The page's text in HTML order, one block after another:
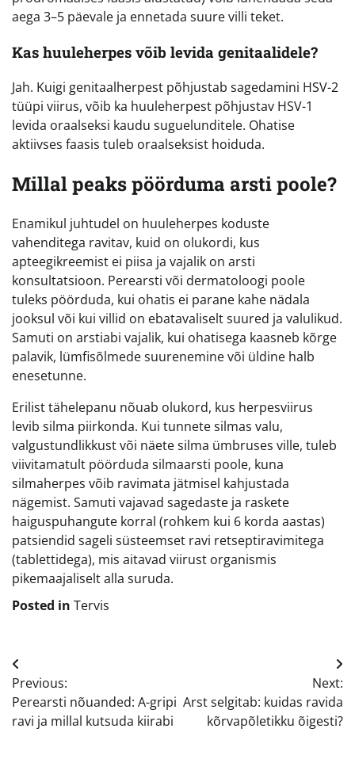
aega 3–5 päevale ja ennetada suure villi teket.
Kas huuleherpes võib levida genitaalidele?
Jah. Kuigi genitaalherpest põhjustab sagedamini HSV-2
tüüpi viirus, võib ka huuleherpest põhjustav HSV-1
levida oraalseksi kaudu suguelunditele. Ohatise
aktiivses faasis tuleb oraalseksist hoiduda.
Millal peaks pöörduma arsti poole?
Enamikul juhtudel on huuleherpes koduste
vahenditega ravitav, kuid on olukordi, kus
apteegikreemist ei piisa ja vajalik on arsti
konsultatsioon. Perearsti või dermatoloogi poole
tuleks pöörduda, kui ohatis ei parane kahe nädala
jooksul või kui villid on ebatavaliselt suured ja valulikud.
Samuti on arstiabi vajalik, kui ohatisega kaasneb kõrge
palavik, lümfisõlmede suurenemine või üldine halb
enesetunne.
Erilist tähelepanu nõuab olukord, kus herpesviirus
levib silma piirkonda. Kui tunnete silmas valu,
valgustundlikkust või näete silma ümbruses ville, tuleb
viivitamatult pöörduda silmaarsti poole, kuna
silmaherpes võib ravimata jätmisel kahjustada
nägemist. Samuti vajavad sagedaste ja raskete
haiguspuhangute korral (rohkem kui 6 korda aastas)
patsiendid sageli süsteemset ravi retseptiravimitega
(tablettidega), mis aitavad viirust organismis
pikemaajaliselt alla suruda.
Posted in Tervis
Navigeerimine
Previous:
Perearsti nõuanded: A-gripi
ravi ja millal kutsuda kiirabi
Next:
Arst selgitab: kuidas ravida
kõrvapõletikku õigesti?